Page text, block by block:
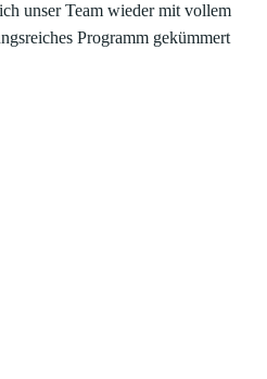
unser Team wieder mit vollem
Programm gekümmert